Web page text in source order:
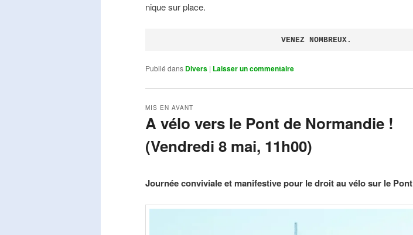
nique sur place.
VENEZ NOMBREUX.
Publié dans Divers | Laisser un commentaire
A vélo vers le Pont de Normandie !
(Vendredi 8 mai, 11h00)
MIS EN AVANT
Journée conviviale et manifestive pour le droit au vélo sur le Pont